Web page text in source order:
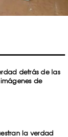
detrás de las
de
la verdad